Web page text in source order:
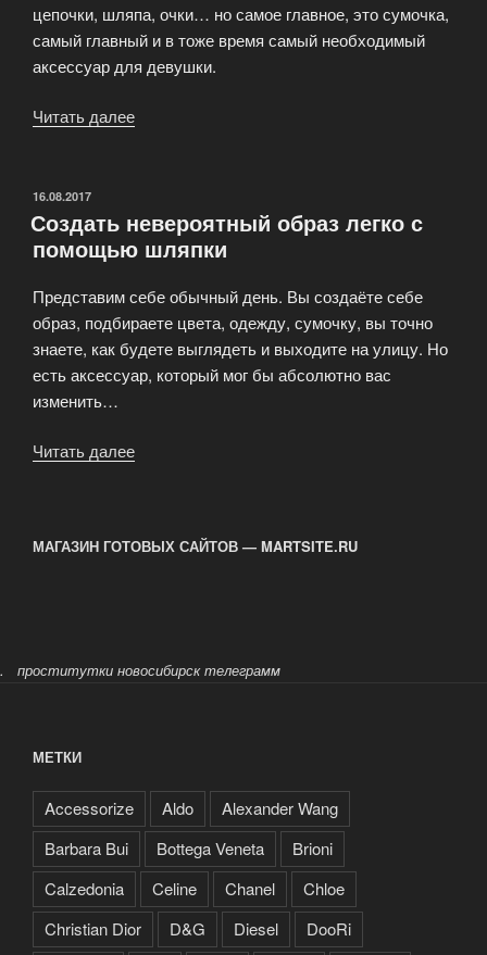
цепочки, шляпа, очки… но самое главное, это сумочка,
самый главный и в тоже время самый необходимый
аксессуар для девушки.
Читать далее
ОПУБЛИКОВАНО
16.08.2017
Создать невероятный образ легко с
помощью шляпки
Представим себе обычный день. Вы создаёте себе
образ, подбираете цвета, одежду, сумочку, вы точно
знаете, как будете выглядеть и выходите на улицу. Но
есть аксессуар, который мог бы абсолютно вас
изменить…
Читать далее
с
МАГАЗИН ГОТОВЫХ САЙТОВ — MARTSITE.RU
. проститутки новосибирск телеграмм
МЕТКИ
Accessorize Aldo
Alexander Wang
Barbara Bui
Bottega Veneta
Brioni
Calzedonia
Celine Chanel
Chloe
Christian Dior
D&G Diesel
DooRi